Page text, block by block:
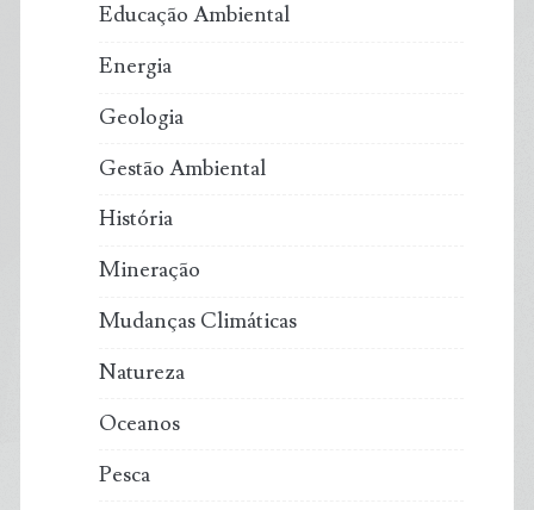
Educação Ambiental
Energia
Geologia
Gestão Ambiental
História
Mineração
Mudanças Climáticas
Natureza
Oceanos
Pesca